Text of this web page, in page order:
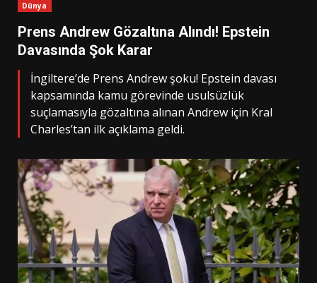
Dünya
Prens Andrew Gözaltına Alındı! Epstein
Davasında Şok Karar
İngiltere’de Prens Andrew şoku! Epstein davası
kapsamında kamu görevinde usulsüzlük
suçlamasıyla gözaltına alınan Andrew için Kral
Charles’tan ilk açıklama geldi.